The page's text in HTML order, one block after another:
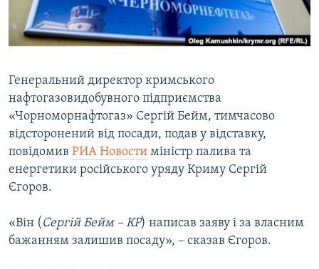
ВІДЕОУРОКИ «ELIFBE»
СВІДЧЕННЯ ОКУПАЦІЇ
ІНФОГРАФІКА
Русский
Qırımtatar
ДОЛУЧАЙСЯ!
Усі сайти RFE/RL
Генеральний директор кримського
нафтогазовидобувного підприємства
«Чорноморнафтогаз» Сергій Бейм, тимчасово
відсторонений від посади, подав у відставку,
повідомив РИА Новости міністр палива та
енергетики російського уряду Криму Сергій
Єгоров.
«Він ( Сергій Бейм – КР) написав заяву і за власним
бажанням залишив посаду», – сказав Єгоров.